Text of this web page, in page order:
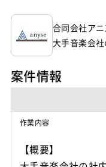
合同会社アニ
大手音楽会
案件情報
作業内容
【概要】